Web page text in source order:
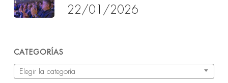
22/01/2026
CATEGORÍAS
Categorías
Elegir la categoría